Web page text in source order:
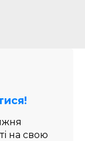
на свою